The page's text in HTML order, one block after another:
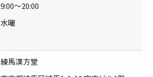
9:00～20:00
水曜
練馬漢方堂